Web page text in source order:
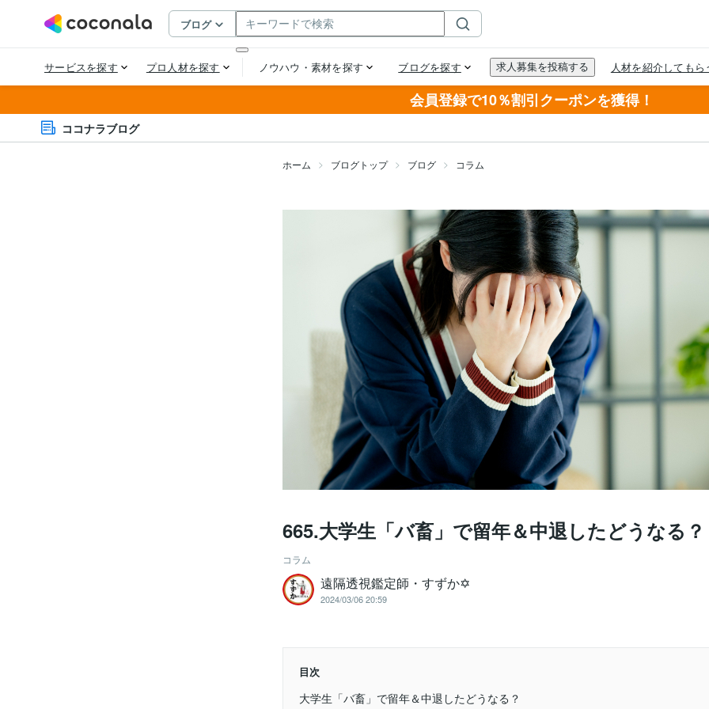
会員登録で10％割引クーポンを獲得！
ココナラブログ
ホーム ブログトップ ブログ コラム
665.大学生「バ畜」で留年＆中退したどうなる？
コラム
遠隔透視鑑定師・すずか✡
2024/03/06 20:59
目次
大学生「バ畜」で留年＆中退したどうなる？